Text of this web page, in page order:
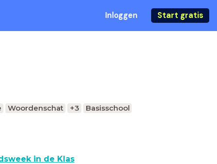
Inloggen Start gratis
Woordenschat +3
Basisschool
in de Klas